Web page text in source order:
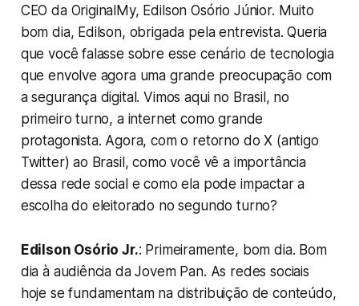
CEO da OriginalMy, Edilson Osório Júnior. Muito
bom dia, Edilson, obrigada pela entrevista. Queria
que você falasse sobre esse cenário de tecnologia
que envolve agora uma grande preocupação com
a segurança digital. Vimos aqui no Brasil, no
primeiro turno, a internet como grande
protagonista. Agora, com o retorno do X (antigo
Twitter) ao Brasil, como você vê a importância
dessa rede social e como ela pode impactar a
escolha do eleitorado no segundo turno?
Edilson Osório Jr.: Primeiramente, bom dia. Bom
dia à audiência da Jovem Pan. As redes sociais
hoje se fundamentam na distribuição de conteúdo,